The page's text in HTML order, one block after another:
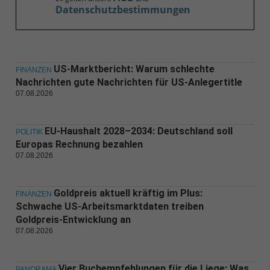
Datenschutzbestimmungen
FINANZEN US-Marktbericht: Warum schlechte
Nachrichten gute Nachrichten für US-Anlegertitle
07.08.2026
POLITIK EU-Haushalt 2028–2034: Deutschland soll
Europas Rechnung bezahlen
07.08.2026
FINANZEN Goldpreis aktuell kräftig im Plus:
Schwache US-Arbeitsmarktdaten treiben
Goldpreis-Entwicklung an
07.08.2026